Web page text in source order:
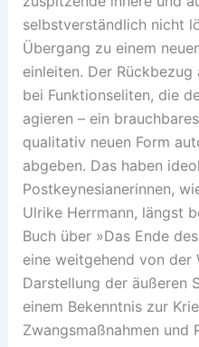
selbstverständlich nicht
Übergang zu einem
einleiten. Der Rückbezug
bei Funktionseliten, die
agieren – ein
qualitativ neuen Form
abgeben. Das haben
Postkeynesianerinnen,
Ulrike Herrmann, längst
Buch über »Das Ende
eine weitgehend von
Darstellung der äußeren
einem Bekenntnis zur
Zwangsmaßnahmen und